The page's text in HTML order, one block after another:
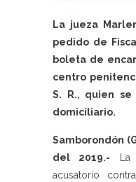
La jueza
pedido de
boleta de
centro
S. R., quien
domiciliario.
Samborondón
del 2019.- La
acusatorio